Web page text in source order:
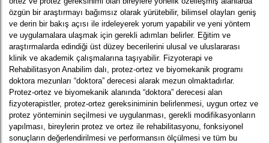
özgün bir araştırmayı bağımsız olarak yürütebilir, bilimsel olayları geniş
ve derin bir bakış açısı ile irdeleyerek yorum yapabilir ve yeni yöntem
ve uygulamalara ulaşmak için gerekli adımları belirler. Eğitim ve
araştırmalarda edindiği üst düzey becerilerini ulusal ve uluslararası
klinik ve akademik çalışmalarına taşıyabilir. Fizyoterapi ve
Rehabilitasyon Anabilim dalı, protez-ortez ve biyomekanik programı
doktora mezunları “doktora” derecesi alarak mezun olmaktadırlar.
Protez-ortez ve biyomekanik alanında “doktora” derecesi alan
fizyoterapistler, protez-ortez gereksiniminin belirlenmesi, uygun ortez ve
protez yönteminin seçilmesi ve uygulanması, gerekli modifikasyonların
yapılması, bireylerin protez ve ortez ile rehabilitasyonu, fonksiyonel
sonuçların değerlendirilmesi ve performansın ölçülmesi ve tüm bu